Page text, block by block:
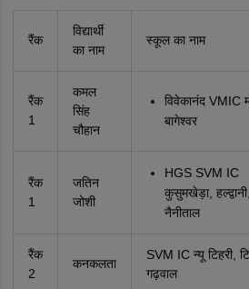
रैंक
विद्यार्थी
का नाम
स्कूल का नाम
रैंक
1
कमल
सिंह
चौहान
विवेकानंद VMIC
बागेश्वर
रैंक
1
जतिन
जोशी
HGS SVM IC
कुसुमखेड़ा, हल्द्वानी,
नैनीताल
रैंक
2
कनकलता
SVM IC न्यू टिहरी,
गढ़वाल